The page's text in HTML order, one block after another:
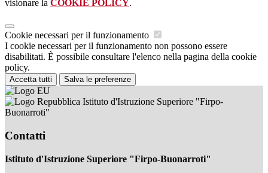
visionare la COOKIE POLICY.
Cookie necessari per il funzionamento
I cookie necessari per il funzionamento non possono essere
disabilitati. È possibile consultare l'elenco nella pagina della cookie
policy.
Accetta tutti Salva le preferenze
Istituto d'Istruzione Superiore "Firpo-
Buonarroti"
Contatti
Istituto d'Istruzione Superiore "Firpo-Buonarroti"